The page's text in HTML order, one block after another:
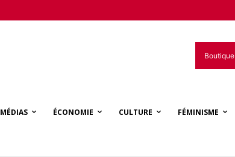
Boutique
MÉDIAS ÉCONOMIE CULTURE FÉMINISME